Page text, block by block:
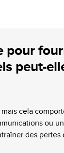
pour
peut-
cela
ou
des pertes